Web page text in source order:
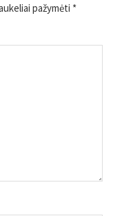
pažymėti *